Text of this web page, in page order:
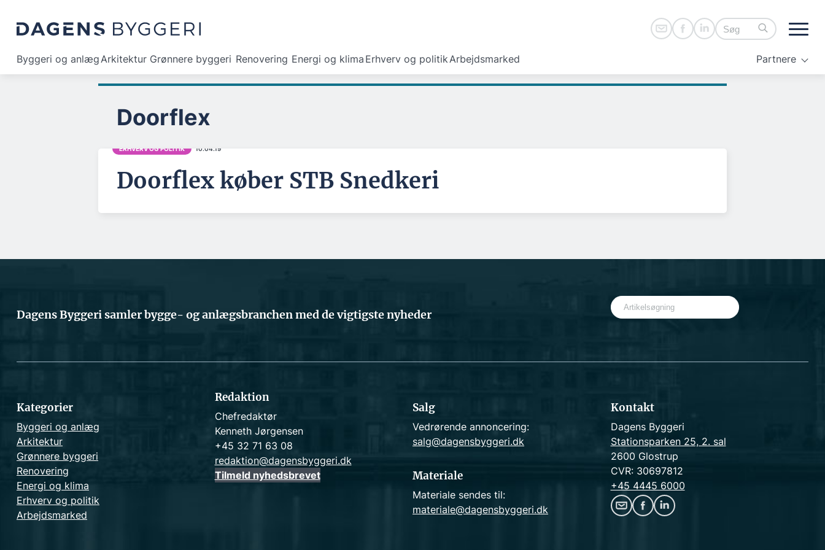
Byggeri og anlægArkitektur Grønnere byggeri Renovering Energi og klima Erhverv og politikArbejdsmarked Partnere
Doorflex
ERHVERV OG POLITIK 10.04.19
Doorflex køber STB Snedkeri
Dagens Byggeri samler bygge- og anlægsbranchen med de vigtigste nyheder
S
e
c
Kategorier
Byggeri og anlæg
Arkitektur
Grønnere byggeri
Renovering
Energi og klima
Erhverv og politik
Arbejdsmarked
Redaktion
Chefredaktør
Kenneth Jørgensen
+45 32 71 63 08
redaktion@dagensbyggeri.dk
Tilmeld nyhedsbrevet
Salg
Vedrørende annoncering:
salg@dagensbyggeri.dk
Materiale
Materiale sendes til:
materiale@dagensbyggeri.dk
Kontakt
Dagens Byggeri
Stationsparken 25, 2. sal
2600 Glostrup
CVR: 30697812
+45 4445 6000